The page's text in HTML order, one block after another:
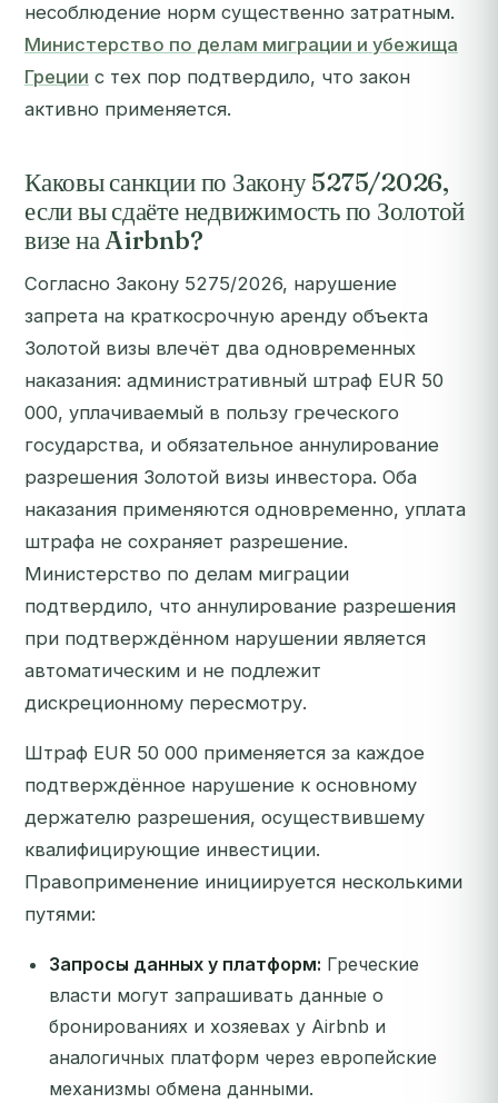
несоблюдение норм существенно затратным.
Министерство по делам миграции и убежища
Греции с тех пор подтвердило, что закон
активно применяется.
Каковы санкции по Закону 5275/2026,
если вы сдаёте недвижимость по Золотой
визе на Airbnb?
Согласно Закону 5275/2026, нарушение
запрета на краткосрочную аренду объекта
Золотой визы влечёт два одновременных
наказания: административный штраф EUR 50
000, уплачиваемый в пользу греческого
государства, и обязательное аннулирование
разрешения Золотой визы инвестора. Оба
наказания применяются одновременно, уплата
штрафа не сохраняет разрешение.
Министерство по делам миграции
подтвердило, что аннулирование разрешения
при подтверждённом нарушении является
автоматическим и не подлежит
дискреционному пересмотру.
Штраф EUR 50 000 применяется за каждое
подтверждённое нарушение к основному
держателю разрешения, осуществившему
квалифицирующие инвестиции.
Правоприменение инициируется несколькими
путями:
Запросы данных у платформ: Греческие
власти могут запрашивать данные о
бронированиях и хозяевах у Airbnb и
аналогичных платформ через европейские
механизмы обмена данными.